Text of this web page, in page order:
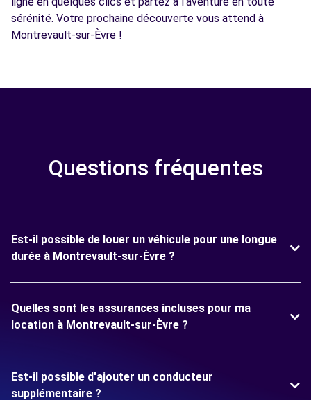
sérénité. Votre prochaine découverte vous attend à
Montrevault-sur-Èvre !
Questions fréquentes
Est-il possible de louer un véhicule pour une longue
durée à Montrevault-sur-Èvre ?
Quelles sont les assurances incluses pour ma
location à Montrevault-sur-Èvre ?
Est-il possible d'ajouter un conducteur
supplémentaire ?